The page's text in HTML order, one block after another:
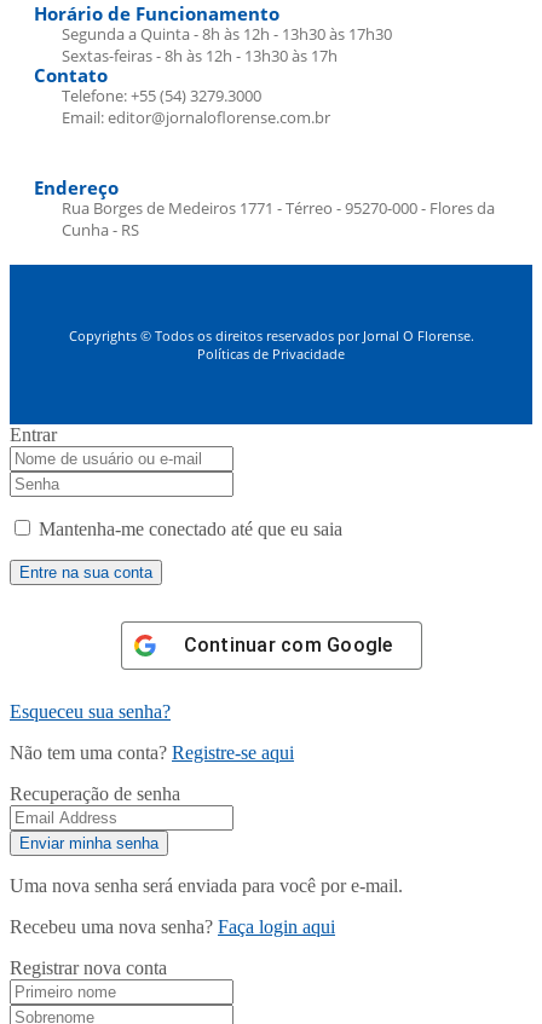
Horário de Funcionamento
Segunda a Quinta - 8h às 12h - 13h30 às 17h30
Sextas-feiras - 8h às 12h - 13h30 às 17h
Contato
Telefone: +55 (54) 3279.3000
Email: editor@jornaloflorense.com.br
Endereço
Rua Borges de Medeiros 1771 - Térreo - 95270-000 - Flores da
Cunha - RS
Copyrights © Todos os direitos reservados por Jornal O Florense.
Políticas de Privacidade
Entrar
Mantenha-me conectado até que eu saia
Continuar com Google
Esqueceu sua senha?
Não tem uma conta? Registre-se aqui
Recuperação de senha
Uma nova senha será enviada para você por e-mail.
Recebeu uma nova senha? Faça login aqui
Registrar nova conta